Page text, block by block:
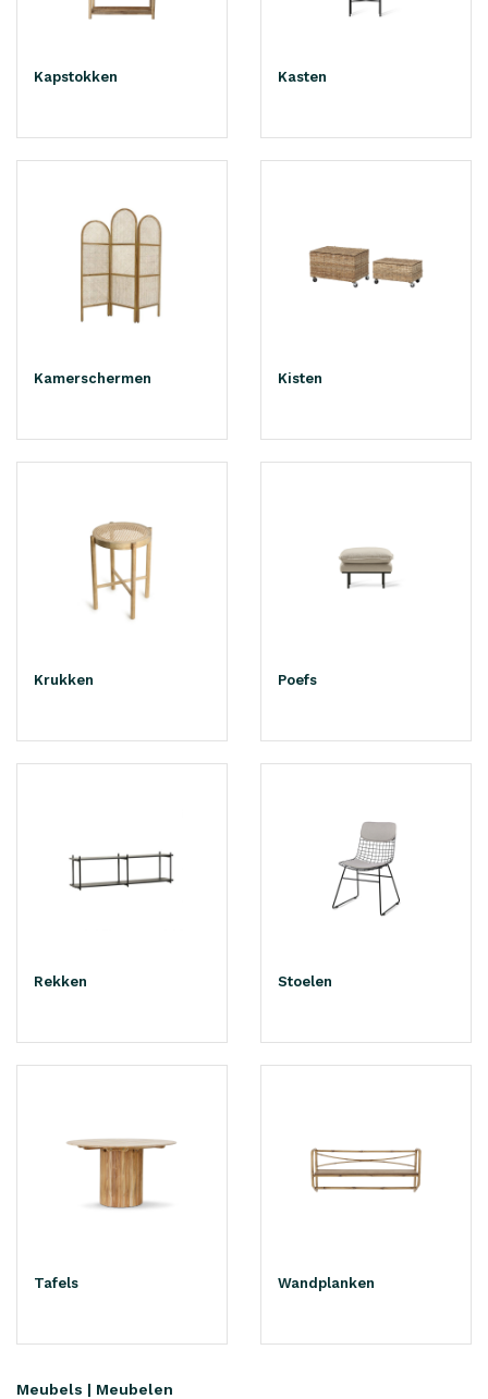
Kapstokken Kasten
Kamerschermen Kisten
Krukken Poefs
Rekken Stoelen
Tafels Wandplanken
Meubels | Meubelen